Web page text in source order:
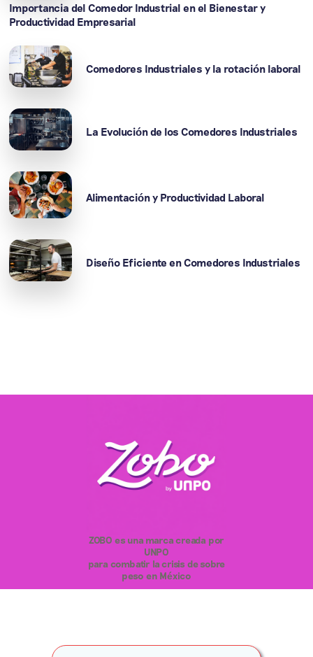
Importancia del Comedor Industrial en el Bienestar y
Productividad Empresarial
Comedores Industriales y la rotación laboral
La Evolución de los Comedores Industriales
Alimentación y Productividad Laboral
Diseño Eficiente en Comedores Industriales
ZOBO es una marca creada por
UNPO
para combatir la crisis de sobre
peso en México